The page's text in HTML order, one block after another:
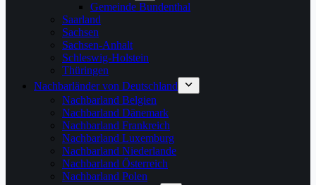
Gemeinde Bundenthal
Saarland
Sachsen
Sachsen-Anhalt
Schleswig-Holstein
Thüringen
Nachbarländer von Deutschland
Nachbarland Belgien
Nachbarland Dänemark
Nachbarland Frankreich
Nachbarland Luxemburg
Nachbarland Niederlande
Nachbarland Österreich
Nachbarland Polen